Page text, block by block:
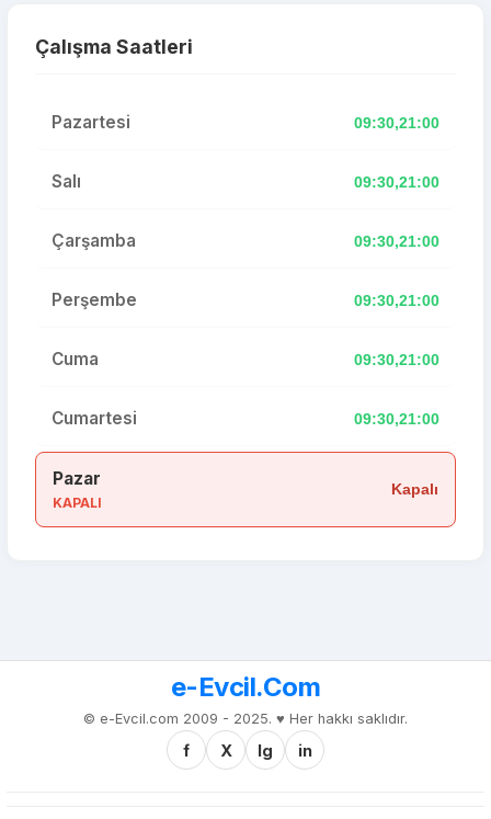
Çalışma Saatleri
Pazartesi 09:30,21:00
Salı 09:30,21:00
Çarşamba 09:30,21:00
Perşembe 09:30,21:00
Cuma 09:30,21:00
Cumartesi 09:30,21:00
Pazar
KAPALI
Kapalı
e-Evcil.Com
© e-Evcil.com 2009 - 2025. ♥️ Her hakkı saklıdır.
f X Ig in